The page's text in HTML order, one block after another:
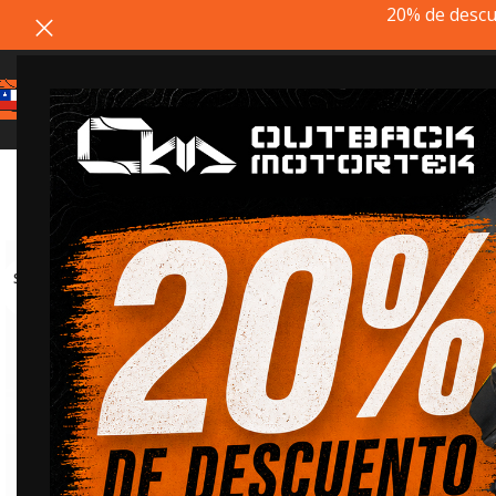
20% de
Estimado cliente, si el
SOLD
20% dto. codigo
REMATE